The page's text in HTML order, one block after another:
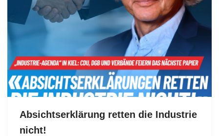
Absichtserklärung retten die Industrie
nicht!